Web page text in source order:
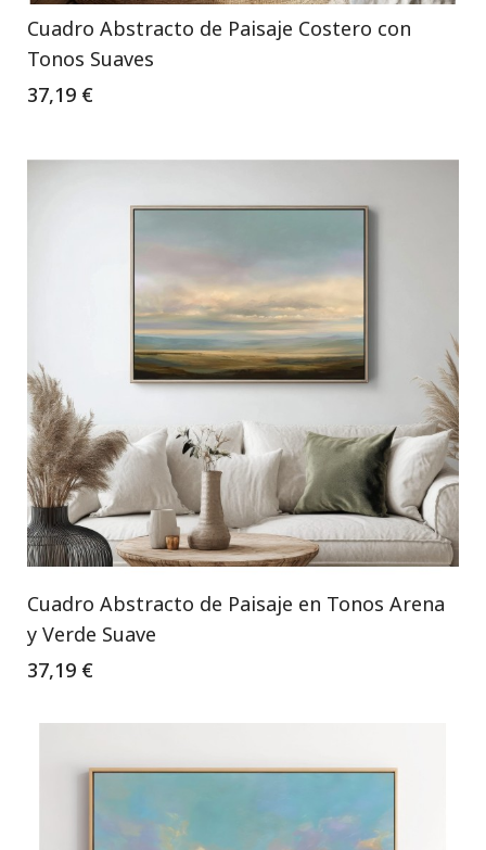
Cuadro Abstracto de Paisaje Costero con
Tonos Suaves
37,19 €
Cuadro Abstracto de Paisaje en Tonos Arena
y Verde Suave
37,19 €